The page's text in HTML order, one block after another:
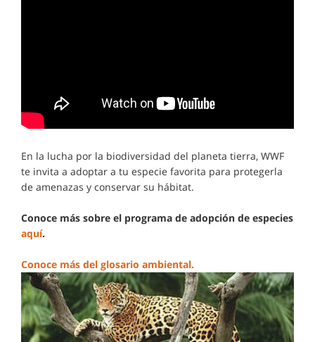
En la lucha por la biodiversidad del planeta tierra, WWF
te invita a adoptar a tu especie favorita para protegerla
de amenazas y conservar su hábitat.
Conoce más sobre el programa de adopción de especies
aquí.
Conoce más del glosario ambiental.